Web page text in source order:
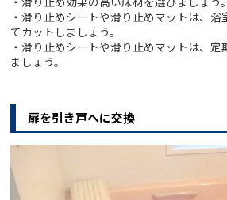
・滑り止めシートや滑り止めマットは、
てカットしましょう。
・滑り止めシートや滑り止めマットは、
ましょう。
扉を引き戸へに交換